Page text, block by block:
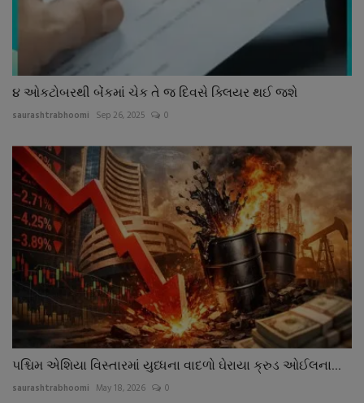
૪ ઓકટોબરથી બેંકમાં ચેક તે જ દિવસે ક્લિયર થઈ જશે
saurashtrabhoomi Sep 26, 2025 0
પશ્ચિમ એશિયા વિસ્તારમાં યુધ્ધના વાદળો ઘેરાયા ક્રુડ ઓઈલના...
saurashtrabhoomi May 18, 2026 0